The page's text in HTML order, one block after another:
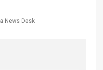
News Desk